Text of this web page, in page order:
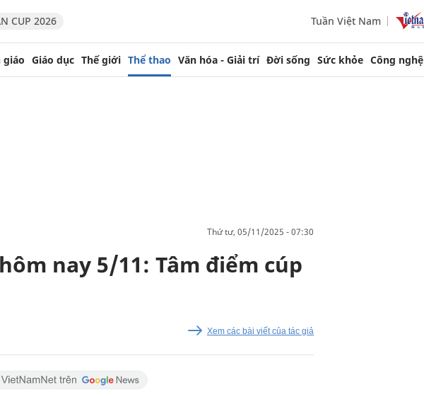
CUP 2026 Tuần Việt Nam
giáo Giáo dục Thế giới Thể thao Văn hóa - Giải trí Đời sống Sức khỏe Công nghệ
thứ tư, 05/11/2025 - 07:30
nay 5/11: Tâm điểm cúp
Xem các bài viết của tác giả